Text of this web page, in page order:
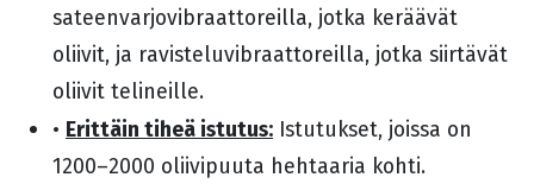
sateenvarjovibraattoreilla, jotka keräävät
oliivit, ja ravisteluvibraattoreilla, jotka siirtävät
oliivit telineille.
• Erittäin tiheä istutus: Istutukset, joissa on
1200–2000 oliivipuuta hehtaaria kohti.